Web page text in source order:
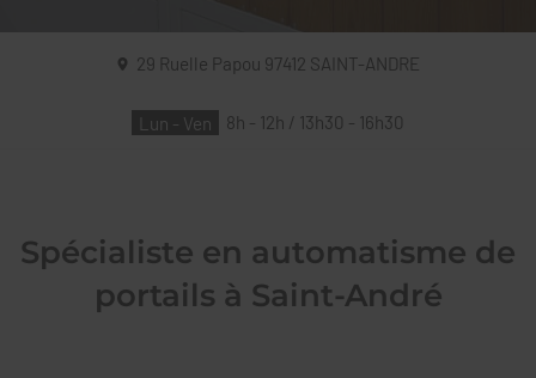
29 Ruelle Papou 97412 SAINT-ANDRE
Lun - Ven 8h - 12h / 13h30 - 16h30
Spécialiste en automatisme de
portails à Saint-André